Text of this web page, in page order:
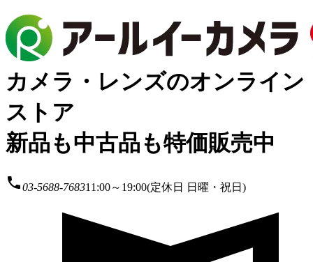
カメラ・レンズのオンライン
ストア
新品も中古品も特価販売中
local_phone03-5688-768311:00～19:00(定休日 日曜・祝日)